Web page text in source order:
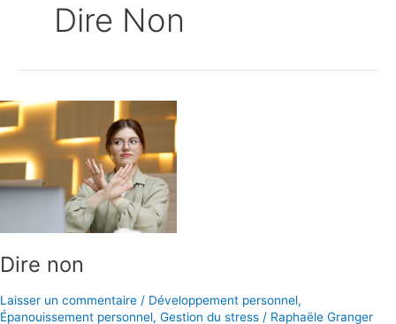
Dire Non
Dire non
Laisser un commentaire / Développement personnel,
Épanouissement personnel, Gestion du stress / Raphaële Granger